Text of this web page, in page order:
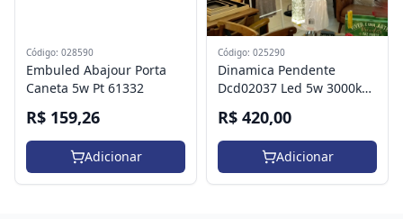
Código: 028590
Embuled Abajour Porta
Caneta 5w Pt 61332
R$ 159,26
Adicionar
Código: 025290
Dinamica Pendente
Dcd02037 Led 5w 3000k
R$ 420,00
Adicionar